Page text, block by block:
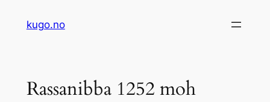
kugo.no
Rassanibba 1252 moh